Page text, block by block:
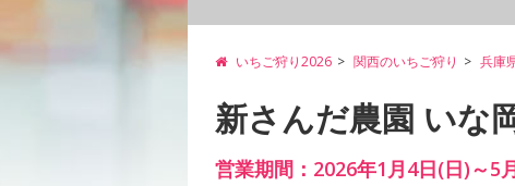
いちご狩り2026 関西のいちご狩り 兵庫
新さんだ農園 いな
営業期間：2026年1月4日(日)～5